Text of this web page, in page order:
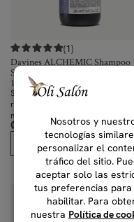
(1)
Davines ALCHEMIC Shampoo
Silver
1000 ml, 280 ml, 90 ml
Shampoo para intensificar los
reflejos de cabellos rubios platino,
mechas y canas.
₡
11,000.00–₡51,000.00 IVAI
Comprar